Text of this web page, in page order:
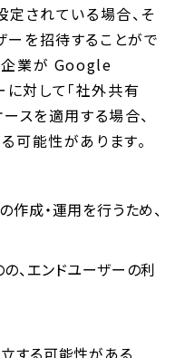
定されている場合、そ
ーを招待することがで
企業が Google
対して「社外共有
スを適用する場合、
可能性があります。
成・運用を行うため、
、エンドユーザーの利